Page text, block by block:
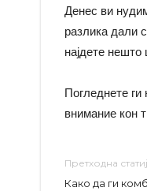
Денес ви
разлика дали
најдете
Погледнете ги
внимание кон
Претходна
Како да ги